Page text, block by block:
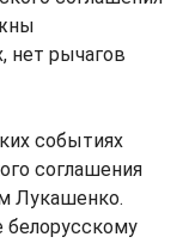
нет рычагов
событиях
соглашения
Лукашенко.